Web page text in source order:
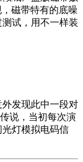
磁带特有的底噪
试，用不一样装
发现此中一段对
说，当初每次演
灯模拟电码信